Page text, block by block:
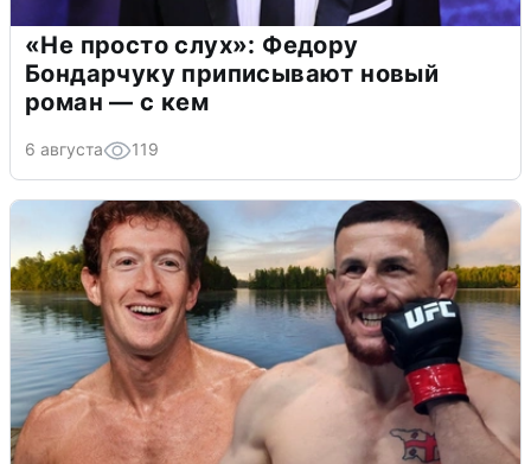
«Не просто слух»: Федору
Бондарчуку приписывают новый
роман — с кем
6 августа 119